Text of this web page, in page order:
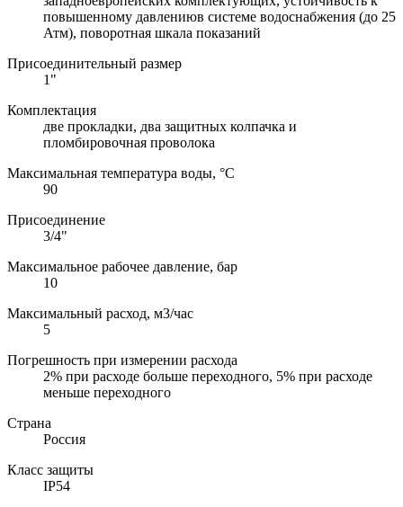
повышенному давлениюв системе водоснабжения (до 25
Атм), поворотная шкала показаний
Присоединительный размер
1"
Комплектация
две прокладки, два защитных колпачка и
пломбировочная проволока
Максимальная температура воды, °C
90
Присоединение
3/4"
Максимальное рабочее давление, бар
10
Максимальный расход, м3/час
5
Погрешность при измерении расхода
2% при расходе больше переходного, 5% при расходе
меньше переходного
Страна
Россия
Класс защиты
IP54